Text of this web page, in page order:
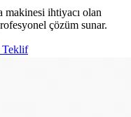
makinesi ihtiyacı olan
çözüm sunar.
Teklif